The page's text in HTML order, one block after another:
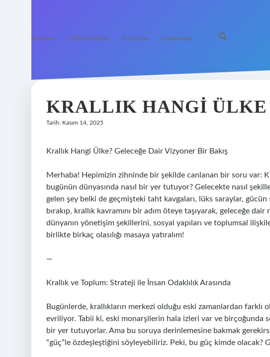
Anasayfa Gizlilik Politikası Yasal Uyarı Hakkımızda
KRALLIK HANGI ÜLKE
Tarih: Kasım 14, 2025
Krallık Hangi Ülke? Geleceğe Dair Vizyoner Bir Bakış
Merhaba! Hepimizin zihninde bir şekilde canlanan bir soru var:
bugünün dünyasında nasıl bir yer tutuyor? Gelecekte nasıl
gelen şey belki de geçmişteki taht kavgaları, lüks saraylar,
bırakıp, krallık kavramını bir adım öteye taşıyarak, geleceğe
dünyanın yönetişim şekillerini, sosyal yapıları ve toplumsal
birlikte birkaç olasılığı masaya yatıralım!
—
Krallık ve Toplum: Strateji ile İnsan Odaklılık Arasında
Bugünlerde, krallıkların merkezi olduğu eski zamanlardan farklı
evriliyor. Tabii ki, eski monarşilerin hala izleri var ve birçoğunda
bir yer tutuyorlar. Ama bu soruya derinlemesine bakmak
“güç”le özdeşleştiğini söyleyebiliriz. Peki, bu güç kimde olacak?